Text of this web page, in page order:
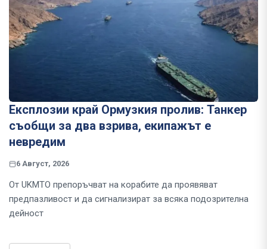
Експлозии край Ормузкия пролив: Танкер
съобщи за два взрива, екипажът е
невредим
6 Август, 2026
От UKMTO препоръчват на корабите да проявяват
предпазливост и да сигнализират за всяка подозрителна
дейност